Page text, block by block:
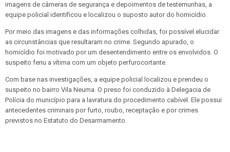
imagens de câmeras de segurança e depoimentos de testemunhas, a
equipe policial identificou e localizou o suposto autor do homicídio.
Por meio das imagens e das informações colhidas, foi possível elucidar
as circunstâncias que resultaram no crime. Segundo apurado, o
homicídio foi motivado por um desentendimento entre os envolvidos. O
suspeito feriu a vítima com um objeto perfurocortante.
Com base nas investigações, a equipe policial localizou e prendeu o
suspeito no bairro Vila Neuma. O preso foi conduzido à Delegacia de
Polícia do município para a lavratura do procedimento cabível. Ele possui
antecedentes criminais por furto, roubo, receptação e por crimes
previstos no Estatuto do Desarmamento.